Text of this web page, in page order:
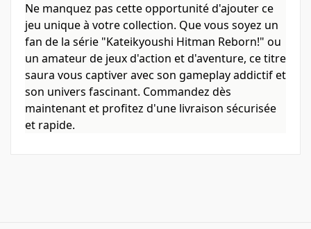
Ne manquez pas cette opportunité d'ajouter ce
jeu unique à votre collection. Que vous soyez un
fan de la série "Kateikyoushi Hitman Reborn!" ou
un amateur de jeux d'action et d'aventure, ce titre
saura vous captiver avec son gameplay addictif et
son univers fascinant. Commandez dès
maintenant et profitez d'une livraison sécurisée
et rapide.